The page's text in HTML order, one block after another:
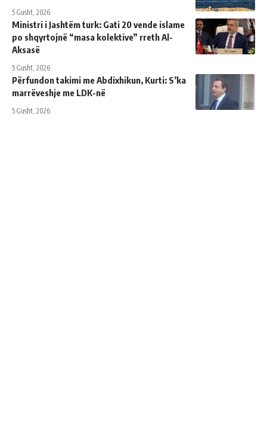
5 Gusht, 2026
Ministri i Jashtëm turk: ​​Gati 20 vende islame
po shqyrtojnë “masa kolektive” rreth Al-
Aksasë
5 Gusht, 2026
Përfundon takimi me Abdixhikun, Kurti: S’ka
marrëveshje me LDK-në
5 Gusht, 2026